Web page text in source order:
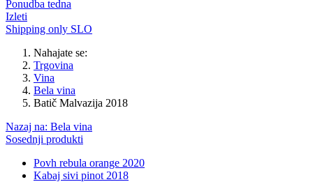
Ponudba tedna
Izleti
Shipping only SLO
Nahajate se:
Trgovina
Vina
Bela vina
Batič Malvazija 2018
Nazaj na: Bela vina
Sosednji produkti
Povh rebula orange 2020
Kabaj sivi pinot 2018